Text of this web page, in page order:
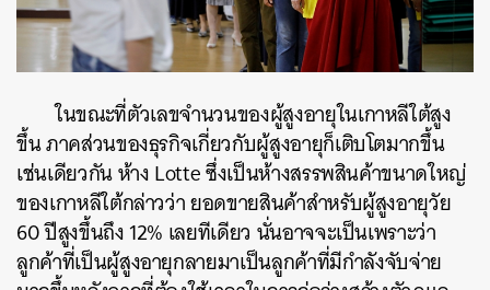
ในขณะที่ตัวเลขจำนวนของผู้สูงอายุในเกาหลีใต้สูง
ขึ้นภาคส่วนของธุรกิจเกี่ยวกับผู้สูงอายุก็เติบโตมากขึ้น
เช่นเดียวกันห้างLotteซึ่งเป็นห้างสรรพสินค้าขนาดใหญ่
ของเกาหลีใต้กล่าวว่ายอดขายสินค้าสำหรับผู้สูงอายุวัย
60ปีสูงขึ้นถึง12% เลยทีเดียว นั่นอาจจะเป็นเพราะว่า
ลูกค้าที่เป็นผู้สูงอายุกลายมาเป็นลูกค้าที่มีกำลังจับจ่าย